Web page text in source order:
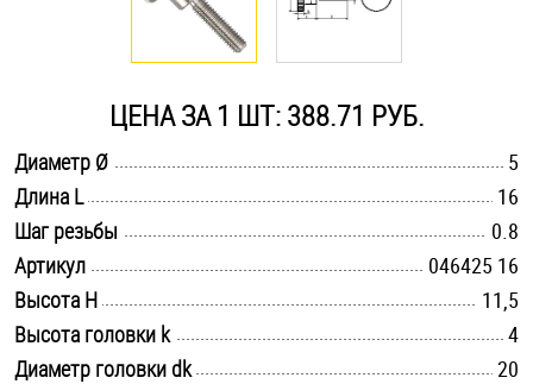
Стопорные кольца
Такелаж
Хомуты
Шайбы
ЦЕНА ЗА 1 ШТ: 388.71 РУБ.
Диаметр Ø
5
Длина L
16
Шаг резьбы
0.8
Артикул
046425 16
Высота H
11,5
Высота головки k
4
Диаметр головки dk
20